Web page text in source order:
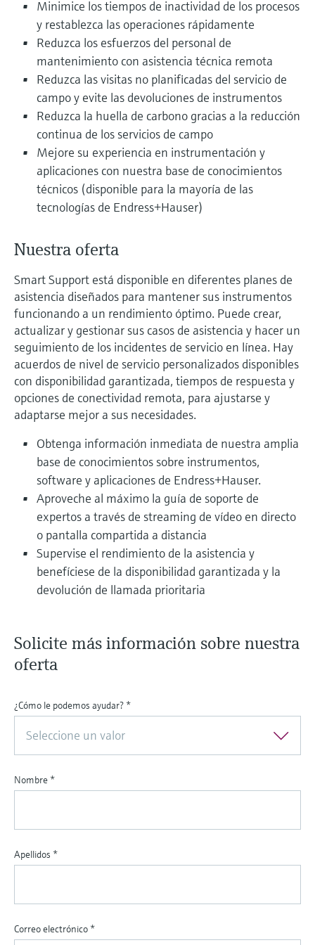
Visor de dispositivos
Encuentre información y documentación
específicas sobre los productos.
Buscador de repuestos
Encuentre repuestos por raíz del producto,
código de pedido o número de serie
electromecánico
Medición de nivel por barrera de
microondas
Level measurement with pressure
Ver todos
Medición mediante transmisión de
microondas
Memosens technology
Ver todos
la transparencia de los procesos
para una toma de decisiones más
sólida y fundamentada
Minimice los tiempos de inactividad de los procesos
y restablezca las operaciones rápidamente
Reduzca los esfuerzos del personal de
mantenimiento con asistencia técnica remota
Reduzca las visitas no planificadas del servicio de
campo y evite las devoluciones de instrumentos
Reduzca la huella de carbono gracias a la reducción
continua de los servicios de campo
Mejore su experiencia en instrumentación y
aplicaciones con nuestra base de conocimientos
técnicos (disponible para la mayoría de las
tecnologías de Endress+Hauser)
Nuestra oferta
Smart Support está disponible en diferentes planes de
asistencia diseñados para mantener sus instrumentos
funcionando a un rendimiento óptimo. Puede crear,
actualizar y gestionar sus casos de asistencia y hacer un
seguimiento de los incidentes de servicio en línea. Hay
acuerdos de nivel de servicio personalizados disponibles
con disponibilidad garantizada, tiempos de respuesta y
opciones de conectividad remota, para ajustarse y
adaptarse mejor a sus necesidades.
Obtenga información inmediata de nuestra amplia
base de conocimientos sobre instrumentos,
software y aplicaciones de Endress+Hauser.
Aproveche al máximo la guía de soporte de
expertos a través de streaming de vídeo en directo
o pantalla compartida a distancia
Supervise el rendimiento de la asistencia y
benefíciese de la disponibilidad garantizada y la
devolución de llamada prioritaria
Solicite más información sobre nuestra
oferta
¿Cómo le podemos ayudar? *
Seleccione un valor
Nombre *
Apellidos *
Correo electrónico *